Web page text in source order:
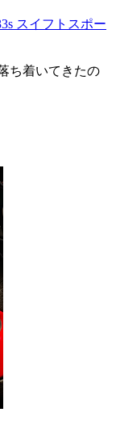
スイフトスポー
ち着いてきたの